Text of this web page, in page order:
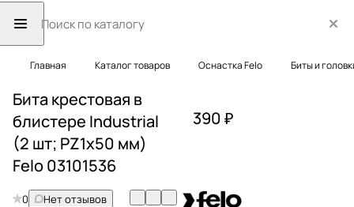
Главная Каталог товаров Оснастка Felo Биты и
Бита крестовая в
блистере Industrial
(2 шт; PZ1x50 мм)
Felo 03101536
0
Нет отзывов
390 ₽